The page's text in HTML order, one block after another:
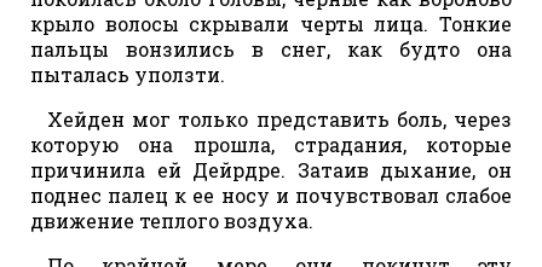
крыло волосы скрывали черты лица. Тонкие
пальцы вонзились в снег, как будто она
пыталась уползти.
Хейден мог только представить боль, через
которую она прошла, страдания, которые
причинила ей Дейрдре. Затаив дыхание, он
поднес палец к ее носу и почувствовал слабое
движение теплого воздуха.